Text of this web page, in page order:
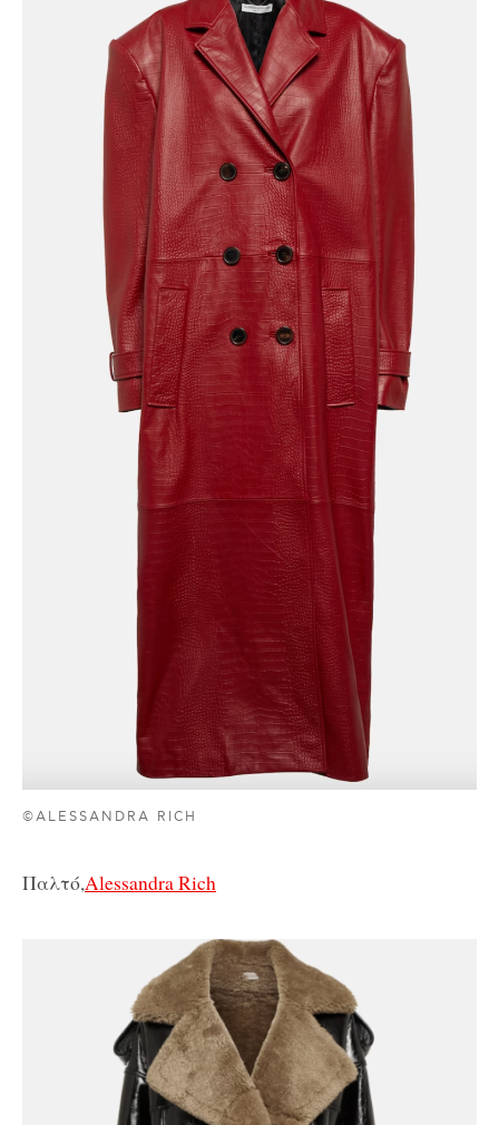
©ALESSANDRA RICH
Παλτό,Alessandra Rich